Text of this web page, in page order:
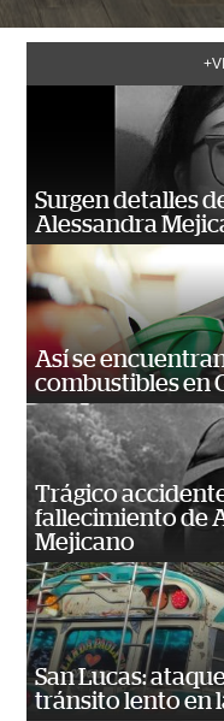
Surgen detalles
Alessandra
Así se
combustibles en
Trágico
fallecimiento de
Mejicano
San Lucas:
tránsito lento en